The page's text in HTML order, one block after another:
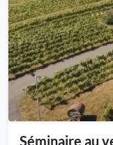
Séminaire au